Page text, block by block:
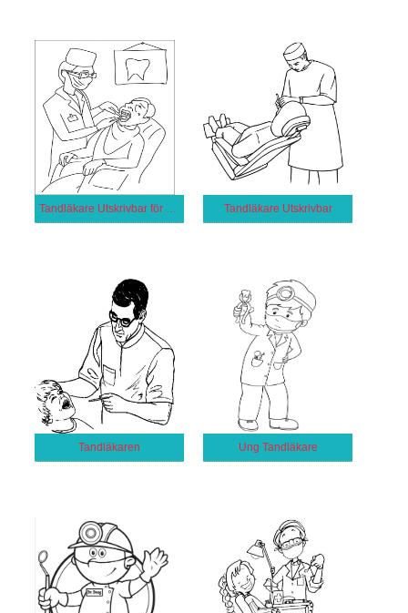
Tandläkare Utskrivbar för Barn Tandläkare Utskrivbar
Tandläkaren Ung Tandläkare